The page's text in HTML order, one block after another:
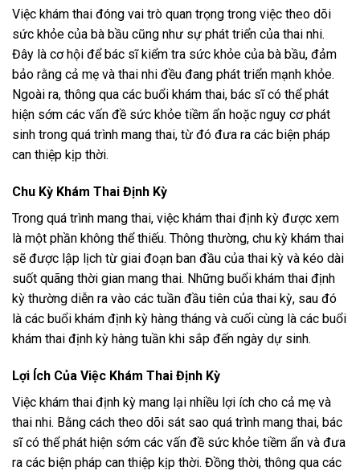
Việc khám thai đóng vai trò quan trọng trong việc theo dõi
sức khỏe của bà bầu cũng như sự phát triển của thai nhi.
Đây là cơ hội để bác sĩ kiểm tra sức khỏe của bà bầu, đảm
bảo rằng cả mẹ và thai nhi đều đang phát triển mạnh khỏe.
Ngoài ra, thông qua các buổi khám thai, bác sĩ có thể phát
hiện sớm các vấn đề sức khỏe tiềm ẩn hoặc nguy cơ phát
sinh trong quá trình mang thai, từ đó đưa ra các biện pháp
can thiệp kịp thời.
Chu Kỳ Khám Thai Định Kỳ
Trong quá trình mang thai, việc khám thai định kỳ được xem
là một phần không thể thiếu. Thông thường, chu kỳ khám thai
sẽ được lập lịch từ giai đoạn ban đầu của thai kỳ và kéo dài
suốt quãng thời gian mang thai. Những buổi khám thai định
kỳ thường diễn ra vào các tuần đầu tiên của thai kỳ, sau đó
là các buổi khám định kỳ hàng tháng và cuối cùng là các buổi
khám thai định kỳ hàng tuần khi sắp đến ngày dự sinh.
Lợi Ích Của Việc Khám Thai Định Kỳ
Việc khám thai định kỳ mang lại nhiều lợi ích cho cả mẹ và
thai nhi. Bằng cách theo dõi sát sao quá trình mang thai, bác
sĩ có thể phát hiện sớm các vấn đề sức khỏe tiềm ẩn và đưa
ra các biện pháp can thiệp kịp thời. Đồng thời, thông qua các